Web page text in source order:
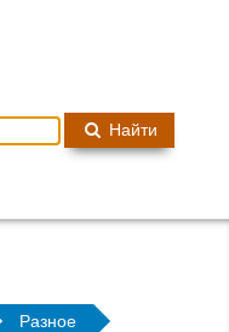
Найти
Разное